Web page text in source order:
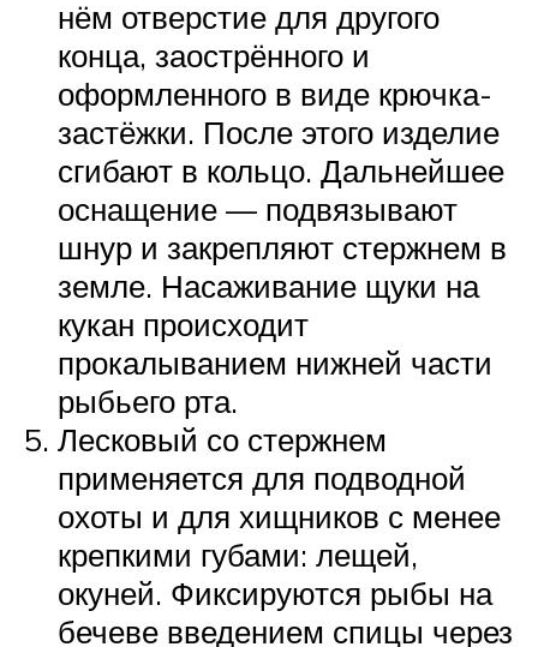
нём отверстие для другого
конца, заострённого и
оформленного в виде крючка-
застёжки. После этого изделие
сгибают в кольцо. Дальнейшее
оснащение — подвязывают
шнур и закрепляют стержнем в
земле. Насаживание щуки на
кукан происходит
прокалыванием нижней части
рыбьего рта.
Лесковый со стержнем
применяется для подводной
охоты и для хищников с менее
крепкими губами: лещей,
окуней. Фиксируются рыбы на
бечеве введением спицы через